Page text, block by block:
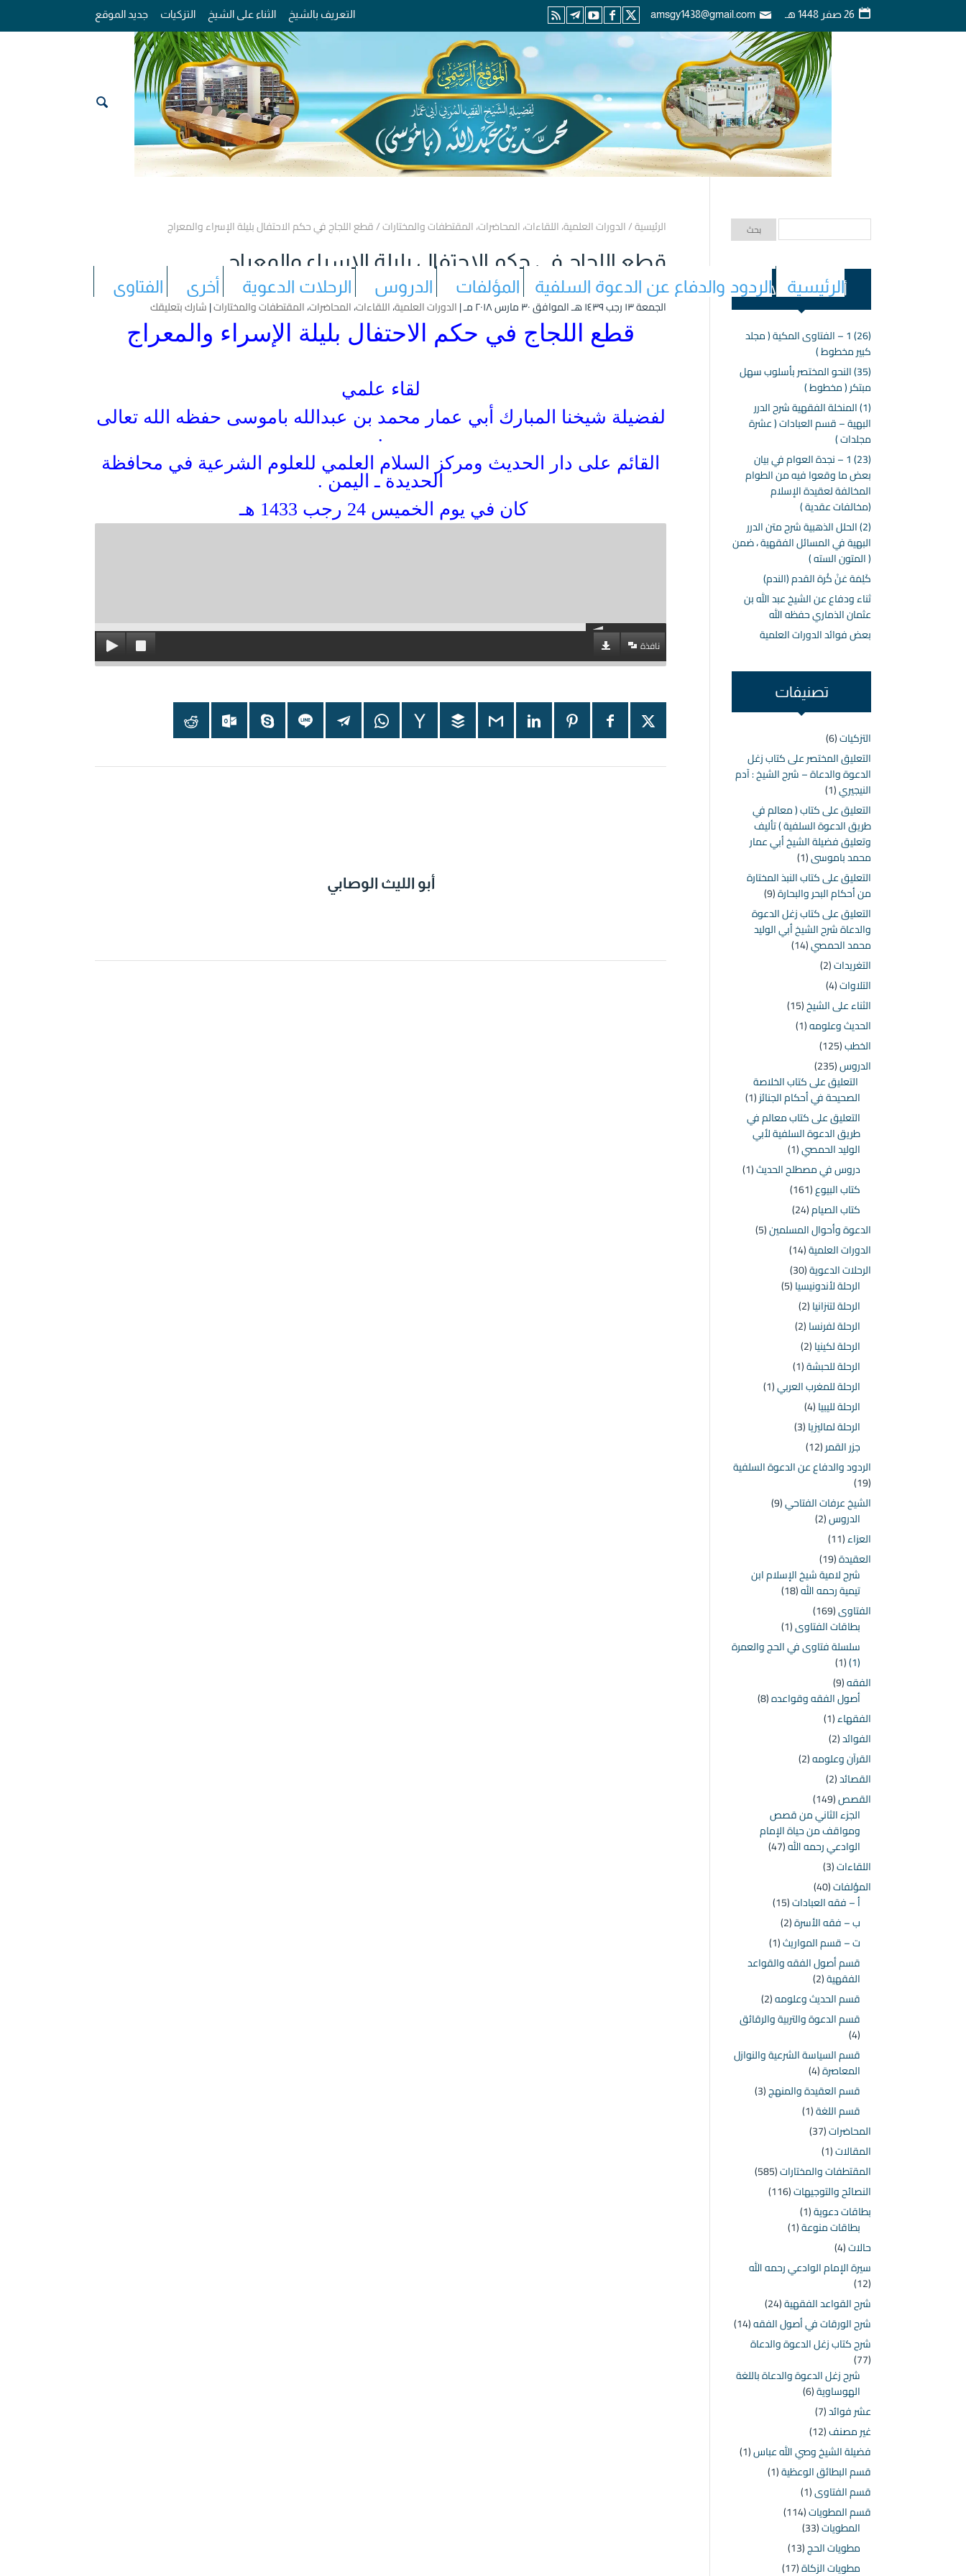
26 صفر 1448 هـ amsgy1438@gmail.com التعريف بالشيخ الثناء على الشيخ التزكيات جديد الموقع
الرئيسية الردود والدفاع عن الدعوة السلفية المؤلفات الدروس الرحلات الدعوية أخرى الفتاوى
الرئيسية/الدورات العلمية،اللقاءات،المحاضرات،المقتطفات والمختارات/قطع اللجاج في حكم الاحتفال بليلة الإسراء والمعراج
قطع اللجاج في حكم الاحتفال بليلة الإسراء والمعراج
الجمعة ۱۳ رجب ۱٤۳۹ هـ الموافق ۳۰ مارس ۲۰۱۸ مـ | الدورات العلمية،اللقاءات،المحاضرات،المقتطفات والمختارات|شارك بتعليقك
قطع اللجاج في حكم الاحتفال بليلة الإسراء والمعراج
لقاء علمي
لفضيلة شيخنا المبارك أبي عمار محمد بن عبدالله باموسى حفظه الله تعالى
.
القائم على دار الحديث ومركز السلام العلمي للعلوم الشرعية في محافظة
الحديدة ـ اليمن .
كان في يوم الخميس 24 رجب 1433 هـ
نافذة
أبو الليث الوصابي
أحدث المقالات
(26) 1 – الفتاوى المكية ( مجلد
كبير مخطوط )
(35) النحو المختصر بأسلوب سهل
مبتكر ( مخطوط )
(1) المنخلة الفقهية شرح الدرر
البهية – قسم العبادات ( عشرة
مجلدات )
(23) 1 – نجدة العوام في بيان
بعض ما وقعوا فيه من الطوام
المخالفة لعقيدة الإسلام
(مخالفات عقدية )
(2) الحلل الذهبية شرح متن الدرر
البهية في المسائل الفقهية ، ضمن
( المتون السته )
كَلِمَة عَنْ كُرة القدم (الندم)
ثناء ودفاع عن الشيخ عبد الله بن
عثمان الذماري حفظه الله
بعض فوائد الدورات العلمية
تصنيفات
التزكيات(6)
التعليق المختصر على كتاب زغل
الدعوة والدعاة – شرح الشيخ : آدم
النيجيري(1)
التعليق على كتاب ( معالم في
طريق الدعوة السلفية ) تأليف
وتعليق فضيلة الشيخ أبي عمار
محمد باموسى(1)
التعليق على كتاب النبذ المختارة
من أحكام البحر والبحارة(9)
التعليق على كتاب زغل الدعوة
والدعاة شرح الشيخ أبي الوليد
محمد الحمصي(14)
التغريدات(2)
التلاوات(4)
الثناء على الشيخ(15)
الحديث وعلومه(1)
الخطب(125)
الدروس(235)
التعليق على كتاب الخلاصة
الصحيحة في أحكام الجنائز(1)
التعليق على كتاب معالم في
طريق الدعوة السلفية لأبي
الوليد الحمصي(1)
دروس في مصطلح الحديث(1)
كتاب البيوع(161)
كتاب الصيام(24)
الدعوة وأحوال المسلمين(5)
الدورات العلمية(14)
الرحلات الدعوية(30)
الرحلة لأندونيسيا(5)
الرحلة لتنزانيا(2)
الرحلة لفرنسا(2)
الرحلة لكينيا(2)
الرحلة للحبشة(1)
الرحلة للمغرب العربي(1)
الرحلة لليبيا(4)
الرحلة لماليزيا(3)
جزر القمر(12)
الردود والدفاع عن الدعوة السلفية
(19)
الشيخ عرفات الفتاحي(9)
الدروس(2)
العزاء(11)
العقيدة(19)
شرح لامية شيخ الإسلام ابن
تيمية رحمه الله(18)
الفتاوى(169)
بطاقات الفتاوى(1)
سلسلة فتاوى في الحج والعمرة
(1)
(1)
الفقه(9)
أصول الفقه وقواعده(8)
الفقهاء(1)
الفوائد(2)
القرآن وعلومه(2)
القصائد(2)
القصص(149)
الجزء الثاني من قصص
ومواقف من حياة الإمام
الوادعي رحمه الله(47)
اللقاءات(3)
المؤلفات(40)
أ – فقه العبادات(15)
ب – فقه الأسرة(2)
ت – قسم المواريث(1)
قسم أصول الفقه والقواعد
الفقهية(2)
قسم الحديث وعلومه(2)
قسم الدعوة والتربية والرقائق
(4)
قسم السياسة الشرعية والنوازل
المعاصرة(4)
قسم العقيدة والمنهج(3)
قسم اللغة(1)
المحاضرات(37)
المقالات(1)
المقتطفات والمختارات(585)
النصائح والتوجيهات(116)
بطاقات دعوية(1)
بطاقات منوعة(1)
حالات(4)
سيرة الإمام الوادعي رحمه الله
(12)
شرح القواعد الفقهية(24)
شرح الورقات في أصول الفقه(14)
شرح كتاب زغل الدعوة والدعاة
(77)
شرح زغل الدعوة والدعاة باللغة
الهوساوية(6)
عشر فوائد(7)
غير مصنف(12)
فضيلة الشيخ وصي الله عباس(1)
قسم البطائق الوعظية(1)
قسم الفتاوى(1)
قسم المطويات(114)
المطويات(33)
مطويات الحج(13)
مطويات الزكاة(17)